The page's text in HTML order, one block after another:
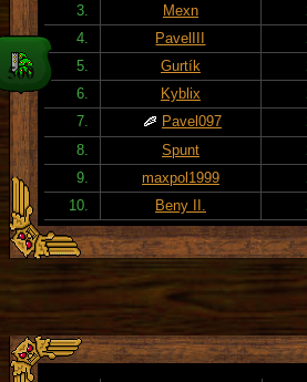
3.
Mexn
4.
PavelIII
5.
Gurtík
6.
Kyblix
7.
Pavel097
8.
Spunt
9.
maxpol1999
10.
Beny II.